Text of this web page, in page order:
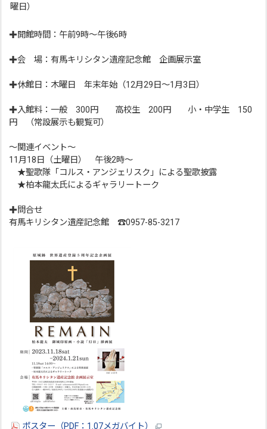
曜日）
✚開館時間：午前9時～午後6時
✚会 場：有馬キリシタン遺産記念館 企画展示室
✚休館日：木曜日 年末年始（12月29日～1月3日）
✚入館料：一般 300円 高校生 200円 小・中学生 150
円 （常設展示も観覧可）
～関連イベント～
11月18日（土曜日） 午後2時～
★聖歌隊「コルス・アンジェリスク」による聖歌披露
★柏本龍太氏によるギャラリートーク
✚問合せ
有馬キリシタン遺産記念館 ☎0957-85-3217
ポスター（PDF：1.07メガバイト）